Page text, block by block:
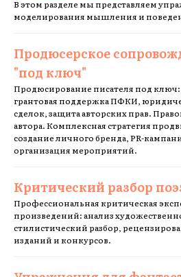
В этом разделе мы представляем
моделирования мышления и
Продюсерское
"под ключ"
Продюсирование писателя под
грантовая поддержка ПФКИ,
сделок, защита авторских прав.
автора. Комплексная стратегия
создание личного бренда, PR-
организация мероприятий.
Критический разбор
Профессиональная критическая
произведений: анализ
стилистический разбор,
изданий и конкурсов.